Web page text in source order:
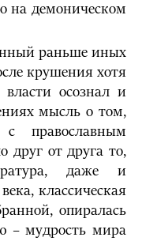
на демоническом
раньше иных
крушения хотя
осознал и
мысль о том,
православным
друг от друга то,
даже и
классическая
опиралась
– мудрость мира